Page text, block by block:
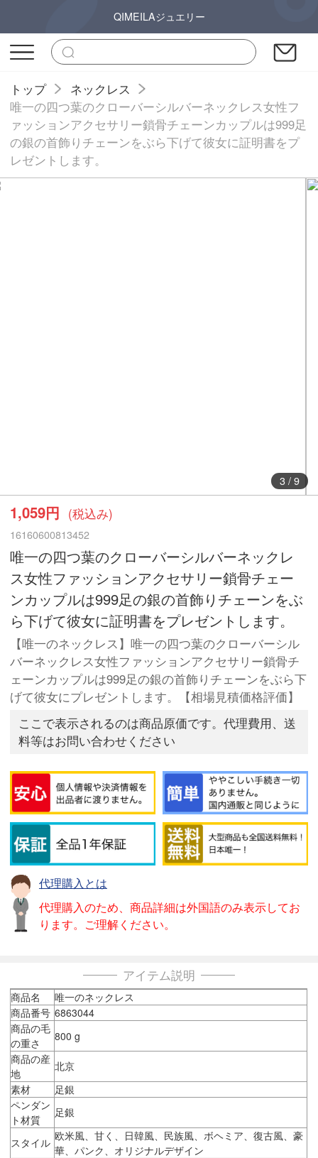
QIMEILAジュエリー
トップ
ネックレス
唯一の四つ葉のクローバーシルバーネックレス女性フ
ァッションアクセサリー鎖骨チェーンカップルは999足
の銀の首飾りチェーンをぶら下げて彼女に証明書をプ
レゼントします。
3/ 9
1,059円 (税込み)
16160600813452
唯一の四つ葉のクローバーシルバーネックレ
ス女性ファッションアクセサリー鎖骨チェー
ンカップルは999足の銀の首飾りチェーンをぶ
ら下げて彼女に証明書をプレゼントします。
【唯一のネックレス】唯一の四つ葉のクローバーシル
バーネックレス女性ファッションアクセサリー鎖骨チ
ェーンカップルは999足の銀の首飾りチェーンをぶら下
げて彼女にプレゼントします。【相場見積価格評価】
ここで表示されるのは商品原価です。代理費用、送
料等はお問い合わせください
代理購入とは
代理購入のため、商品詳細は外国語のみ表示してお
ります。ご理解ください。
アイテム説明
商品名
唯一のネックレス
商品番号 6863044
商品の毛
の重さ
800 g
商品の産
地
北京
素材
足銀
ペンダン
ト材質
足銀
スタイル 欧米風、甘く、日韓風、民族風、ボヘミア、復古風、豪
華、パンク、オリジナルデザイン